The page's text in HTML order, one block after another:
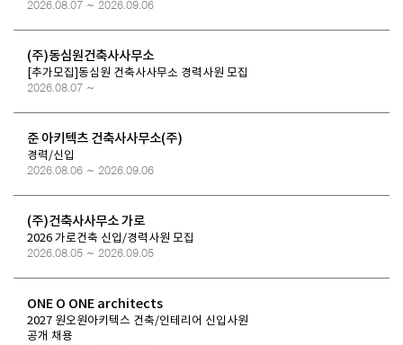
2026.08.07 ~ 2026.09.06
(주)동심원건축사사무소
[추가모집]동심원 건축사사무소 경력사원 모집
2026.08.07 ~
준 아키텍츠 건축사사무소(주)
경력/신입
2026.08.06 ~ 2026.09.06
(주)건축사사무소 가로
2026 가로건축 신입/경력사원 모집
2026.08.05 ~ 2026.09.05
ONE O ONE architects
2027 원오원아키텍스 건축/인테리어 신입사원
공개 채용